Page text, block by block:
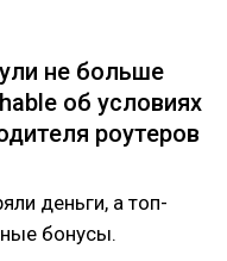
не больше
об условиях
роутеров
деньги, а топ-
бонусы.